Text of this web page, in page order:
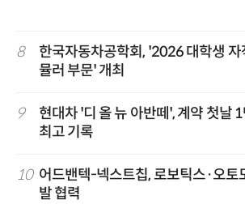
8
한국자동차공학회, '2026 대학생
뮬러 부문' 개최
9
현대차 '디 올 뉴 아반떼', 계약 첫날
최고 기록
10 어드밴텍-넥스트칩, 로보틱스·오토
발 협력